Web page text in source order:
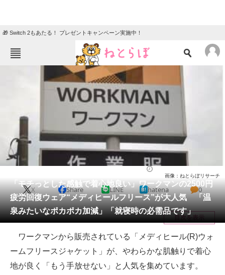
🎁 Switch 2もあたる！ プレゼントキャンペーン実施中！
ねとらぼメニュー
ニュース
クイズ
地域
住まい 教育・育児
動物 リサーチ
会員記事
メディア
注目記事を集めた総合ページ
ITの今と未来を見通す
スマホと通信の最新トレンド
「モチっとした感触で着心地良い」ワークマンの2500円
疲労回復ウェア“メディヒールフリース”が大人気 「温
泉みたいなポカポカ加減」「就寝時の必需品です」
画像：ねとらぼリサーチ
X Share LINE hatena 0
目次を表示
ワークマンから販売されている「メディヒール(R)ウォ
ームフリースジャケット」が、やわらかな肌触りで着心
地が良く「もう手放せない」と人気を集めています。